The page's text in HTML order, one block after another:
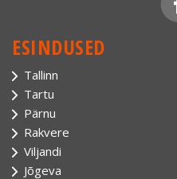
ESINDUSED
Tallinn
Tartu
Pärnu
Rakvere
Viljandi
Jõgeva